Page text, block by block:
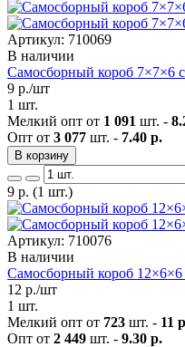
Артикул: 710069
В наличии
Самосборный короб 7×7×6
9 р./шт
1 шт.
Мелкий опт от 1 091 шт. -
Опт от 3 077 шт. - 7.40 р.
В корзину
9 р. (1 шт.)
Артикул: 710076
В наличии
Самосборный короб
12 р./шт
1 шт.
Мелкий опт от 723 шт. - 11
Опт от 2 449 шт. - 9.30 р.